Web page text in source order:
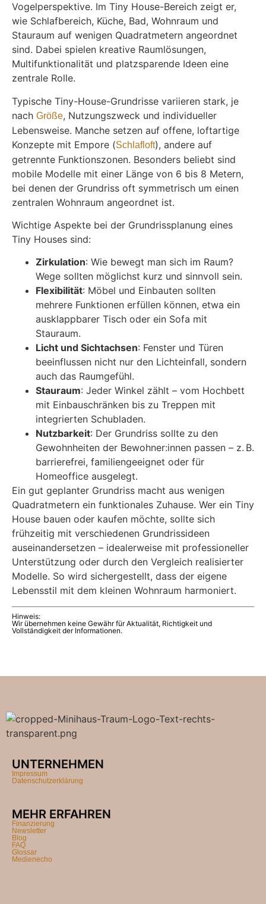
Vogelperspektive. Im Tiny House-Bereich zeigt er,
wie Schlafbereich, Küche, Bad, Wohnraum und
Stauraum auf wenigen Quadratmetern angeordnet
sind. Dabei spielen kreative Raumlösungen,
Multifunktionalität und platzsparende Ideen eine
zentrale Rolle.
Typische Tiny-House-Grundrisse variieren stark, je
nach Größe, Nutzungszweck und individueller
Lebensweise. Manche setzen auf offene, loftartige
Konzepte mit Empore (Schlafloft), andere auf
getrennte Funktionszonen. Besonders beliebt sind
mobile Modelle mit einer Länge von 6 bis 8 Metern,
bei denen der Grundriss oft symmetrisch um einen
zentralen Wohnraum angeordnet ist.
Wichtige Aspekte bei der Grundrissplanung eines
Tiny Houses sind:
Zirkulation: Wie bewegt man sich im Raum?
Wege sollten möglichst kurz und sinnvoll sein.
Flexibilität: Möbel und Einbauten sollten
mehrere Funktionen erfüllen können, etwa ein
ausklappbarer Tisch oder ein Sofa mit
Stauraum.
Licht und Sichtachsen: Fenster und Türen
beeinflussen nicht nur den Lichteinfall, sondern
auch das Raumgefühl.
Stauraum: Jeder Winkel zählt – vom Hochbett
mit Einbauschränken bis zu Treppen mit
integrierten Schubladen.
Nutzbarkeit: Der Grundriss sollte zu den
Gewohnheiten der Bewohner:innen passen – z. B.
barrierefrei, familiengeeignet oder für
Homeoffice ausgelegt.
Ein gut geplanter Grundriss macht aus wenigen
Quadratmetern ein funktionales Zuhause. Wer ein Tiny
House bauen oder kaufen möchte, sollte sich
frühzeitig mit verschiedenen Grundrissideen
auseinandersetzen – idealerweise mit professioneller
Unterstützung oder durch den Vergleich realisierter
Modelle. So wird sichergestellt, dass der eigene
Lebensstil mit dem kleinen Wohnraum harmoniert.
Hinweis:
Wir übernehmen keine Gewähr für Aktualität, Richtigkeit und
Vollständigkeit der Informationen.
UNTERNEHMEN
Impressum
Datenschutzerklärung
MEHR ERFAHREN
Finanzierung
Newsletter
Blog
FAQ
Glossar
Medienecho